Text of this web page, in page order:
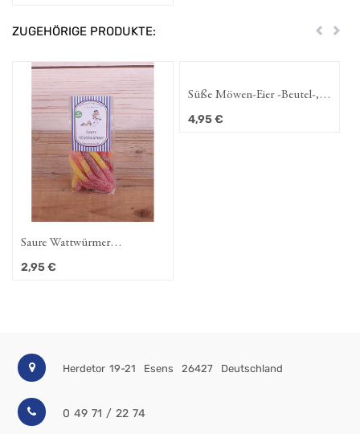
ZUGEHÖRIGE PRODUKTE: Zurück
Saure Wattwürmer
Fruchtgummi 130g
2,95€
Süße Möwen-Eier -Beutel-,
150 g
4,95€
Herdetor 19-21 Esens 26427 Deutschland
0 49 71 / 22 74